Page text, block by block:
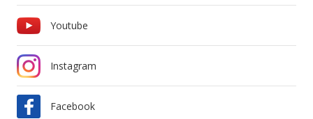
Youtube
Instagram
Facebook